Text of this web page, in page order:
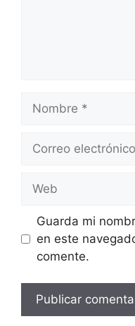
electrónico
Guarda mi
en este
comente.